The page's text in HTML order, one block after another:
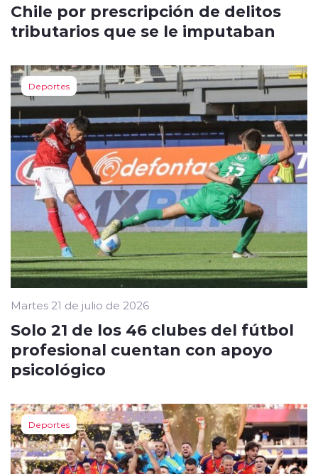
Chile por prescripción de delitos
tributarios que se le imputaban
Deportes
Martes 21 de julio de 2026
Solo 21 de los 46 clubes del fútbol
profesional cuentan con apoyo
psicológico
Deportes